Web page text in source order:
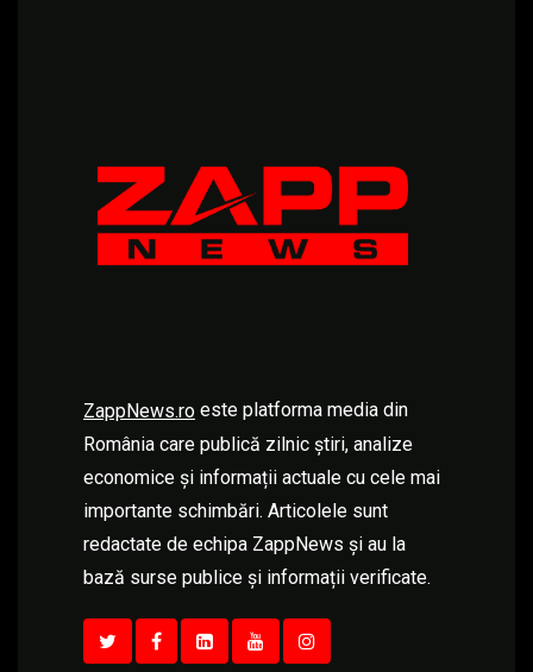
ZappNews.ro este platforma media din
România care publică zilnic știri, analize
economice și informații actuale cu cele mai
importante schimbări. Articolele sunt
redactate de echipa ZappNews și au la
bază surse publice și informații verificate.